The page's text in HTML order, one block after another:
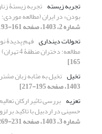
تجربه زیسته تجربه زیستۀ
بودن» در ایران (مطالعه
شماره 2، 1403، صفحه 161-193]
تحولات دینداری فهم پدیدۀ
مطالعه: دختران منطقۀ 4 تهران)
165]
تخیل تخیل به مثابه زبان
1403، صفحه 195-217]
تعزیه بررسی تاثیر ارکان
حسینی در اردبیل با تاکید بر
شماره 3، 1403، صفحه 231-269]